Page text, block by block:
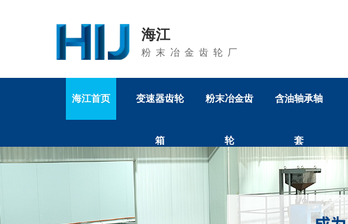
海江
粉末冶金齿轮厂
海江首页 变速器齿轮
箱
粉末冶金齿
轮
含油轴承轴
套